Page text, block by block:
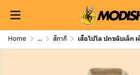
Home ... สีกากี เสื้อโปโล ปกขลิบเล็ก